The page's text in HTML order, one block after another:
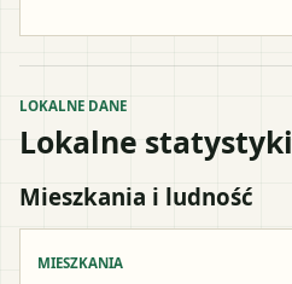
LOKALNE DANE
Lokalne statystyki
Mieszkania i ludność
MIESZKANIA